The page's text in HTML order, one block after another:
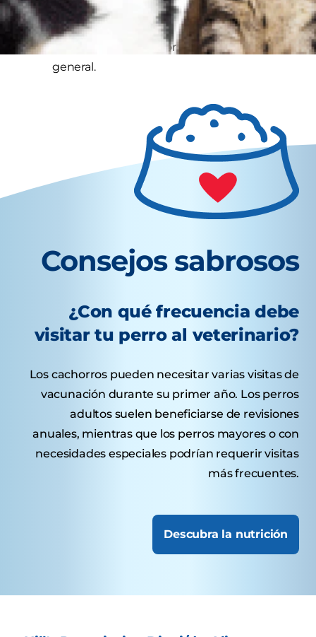
indebido.
Pérdida de apetito por estrés o malestar
general.
Consejos sabrosos
¿Con qué frecuencia debe
visitar tu perro al veterinario?
Los cachorros pueden necesitar varias visitas de
vacunación durante su primer año. Los perros
adultos suelen beneficiarse de revisiones
anuales, mientras que los perros mayores o con
necesidades especiales podrían requerir visitas
más frecuentes.
Descubra la nutrición